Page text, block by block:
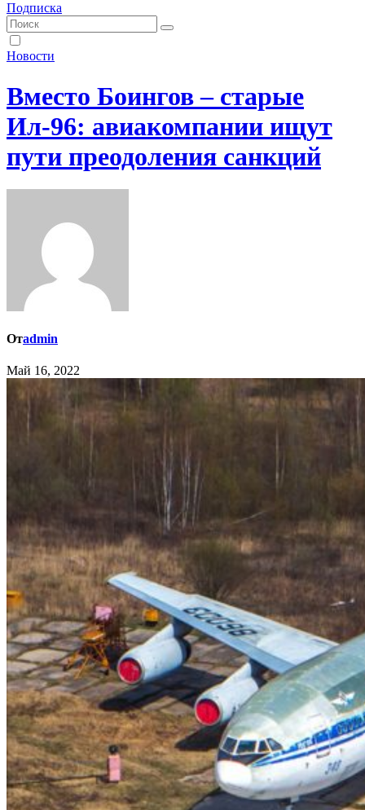
Подписка
Новости
Вместо Боингов – старые
Ил-96: авиакомпании ищут
пути преодоления санкций
Отadmin
Май 16, 2022